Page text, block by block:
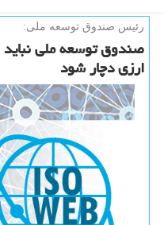
رئیس صندوق توسعه ملی:
صندوق توسعه ملی
ارزی دچار شود